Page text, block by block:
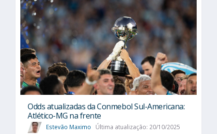
Odds atualizadas da Conmebol Sul-Americana:
Atlético-MG na frente
Estevão Maximo Última atualização: 20/10/2025